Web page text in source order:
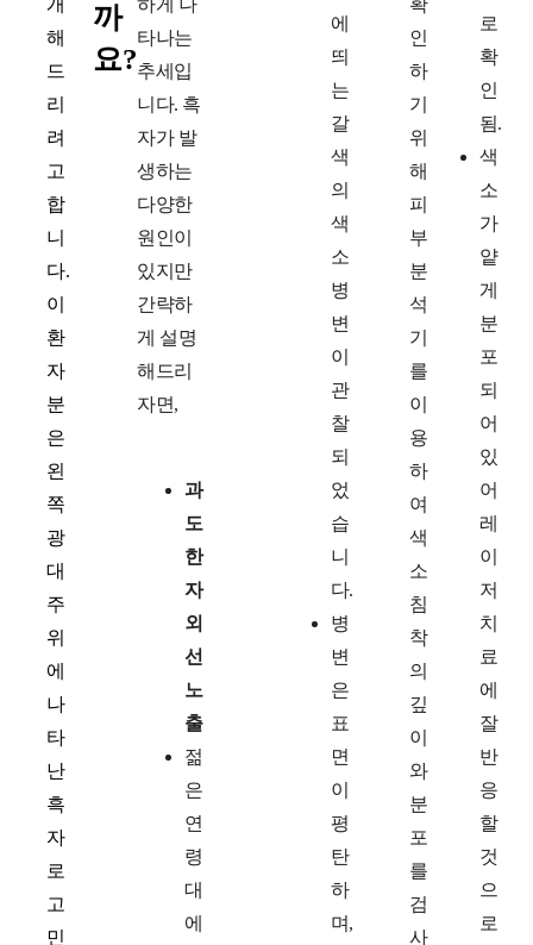
개
해
드
리
려
고
합
니
다.
이
환
자
분
은
왼
쪽
광
대
주
위
에
나
타
난
흑
자
로
고
민
까
요?
하게 나
타나는
추세입
니다. 흑
자가 발
생하는
다양한
원인이
있지만
간략하
게 설명
해드리
자면,
과
도
한
자
외
선
노
출
젊
은
연
령
대
에
에
띄
는
갈
색
의
색
소
병
변
이
관
찰
되
었
습
니
다.
병
변
은
표
면
이
평
탄
하
며,
확
인
하
기
위
해
피
부
분
석
기
를
이
용
하
여
색
소
침
착
의
깊
이
와
분
포
를
검
사
로
확
인
됨.
색
소
가
얕
게
분
포
되
어
있
어
레
이
저
치
료
에
잘
반
응
할
것
으
로